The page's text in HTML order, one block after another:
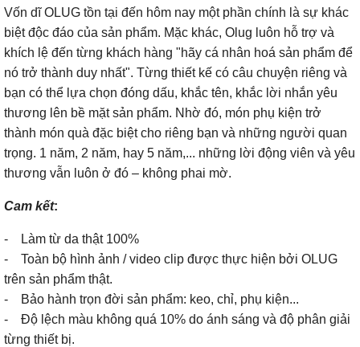
Vốn dĩ OLUG tồn tại đến hôm nay một phần chính là sự khác
biệt độc đáo của sản phẩm. Mặc khác, Olug luôn hỗ trợ và
khích lệ đến từng khách hàng "hãy cá nhân hoá sản phẩm để
nó trở thành duy nhất". Từng thiết kế có câu chuyện riêng và
bạn có thể lựa chọn đóng dấu, khắc tên, khắc lời nhắn yêu
thương lên bề mặt sản phẩm. Nhờ đó, món phụ kiện trở
thành món quà đặc biệt cho riêng bạn và những người quan
trọng. 1 năm, 2 năm, hay 5 năm,... những lời động viên và yêu
thương vẫn luôn ở đó – không phai mờ.
Cam kết:
- Làm từ da thật 100%
- Toàn bộ hình ảnh / video clip được thực hiện bởi OLUG
trên sản phẩm thật.
- Bảo hành trọn đời sản phẩm: keo, chỉ, phụ kiện...
- Độ lệch màu không quá 10% do ánh sáng và độ phân giải
từng thiết bị.